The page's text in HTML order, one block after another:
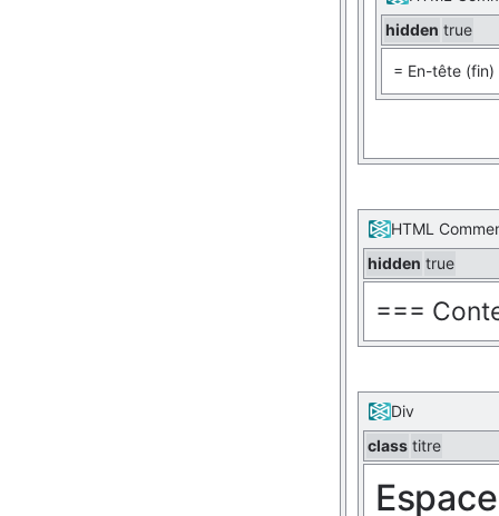
hidden true
= En-tête (fin)
HTML
hidden true
===
Div
class titre